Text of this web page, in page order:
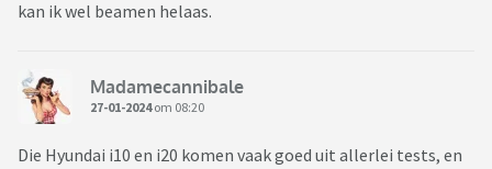
kan ik wel beamen helaas.
Madamecannibale
27-01-2024om 08:20
Die Hyundai i10 en i20 komen vaak goed uit allerlei tests, en